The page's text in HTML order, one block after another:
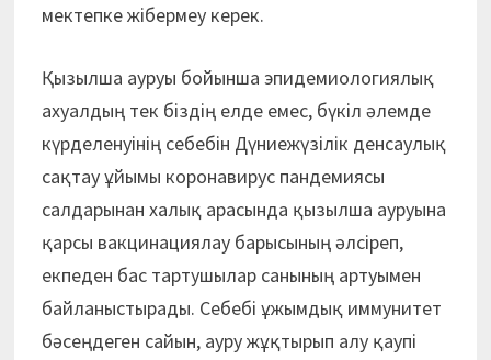
мектепке жібермеу керек.
Қызылша ауруы бойынша эпидемиологиялық
ахуалдың тек біздің елде емес, бүкіл әлемде
күрделенуінің себебін Дүниежүзілік денсаулық
сақтау ұйымы коронавирус пандемиясы
салдарынан халық арасында қызылша ауруына
қарсы вакцинациялау бары­сының әлсіреп,
екпеден бас тартушылар санының артуымен
байланыстырады. Себебі ұжымдық иммунитет
бәсеңдеген сайын, ауру жұқтырып алу қаупі